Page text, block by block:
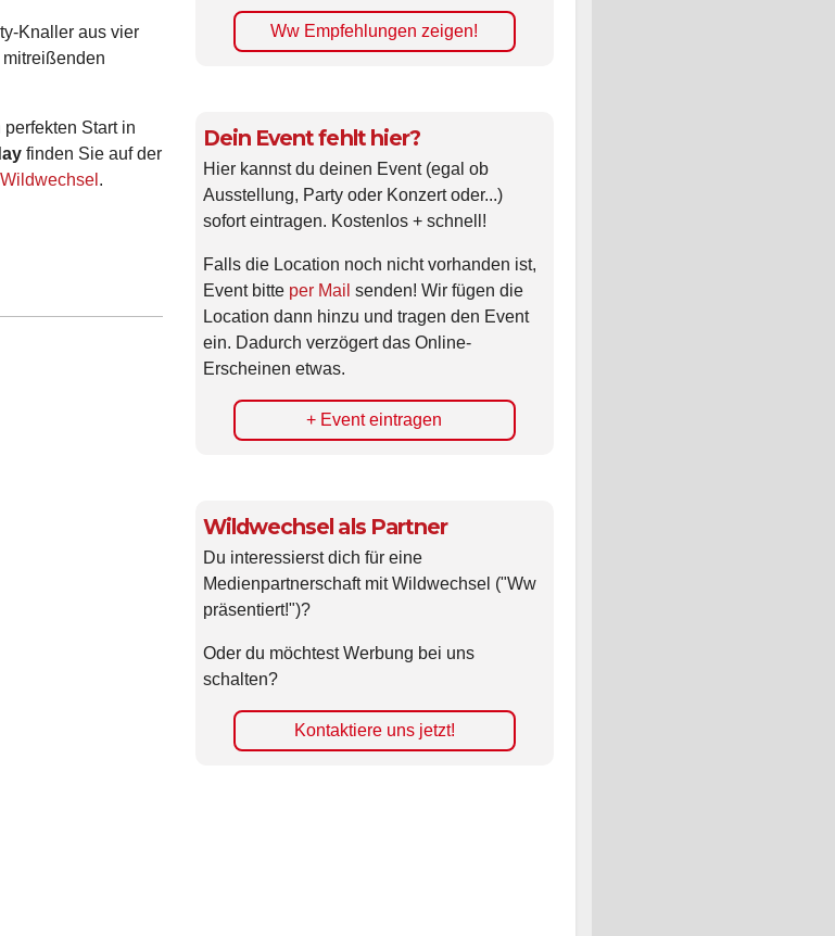
Knaller aus vier
perfekten Start in
finden Sie auf der
Wildwechsel .
Ww Empfehlungen zeigen!
Dein Event fehlt hier?
Hier kannst du deinen Event (egal ob
Ausstellung, Party oder Konzert oder...)
sofort eintragen. Kostenlos + schnell!
Falls die Location noch nicht vorhanden ist,
Event bitte per Mail senden! Wir fügen die
Location dann hinzu und tragen den Event
ein. Dadurch verzögert das Online-
Erscheinen etwas.
+ Event eintragen
Wildwechsel als Partner
Du interessierst dich für eine
Medienpartnerschaft mit Wildwechsel ("Ww
präsentiert!")?
Oder du möchtest Werbung bei uns
schalten?
Kontaktiere uns jetzt!